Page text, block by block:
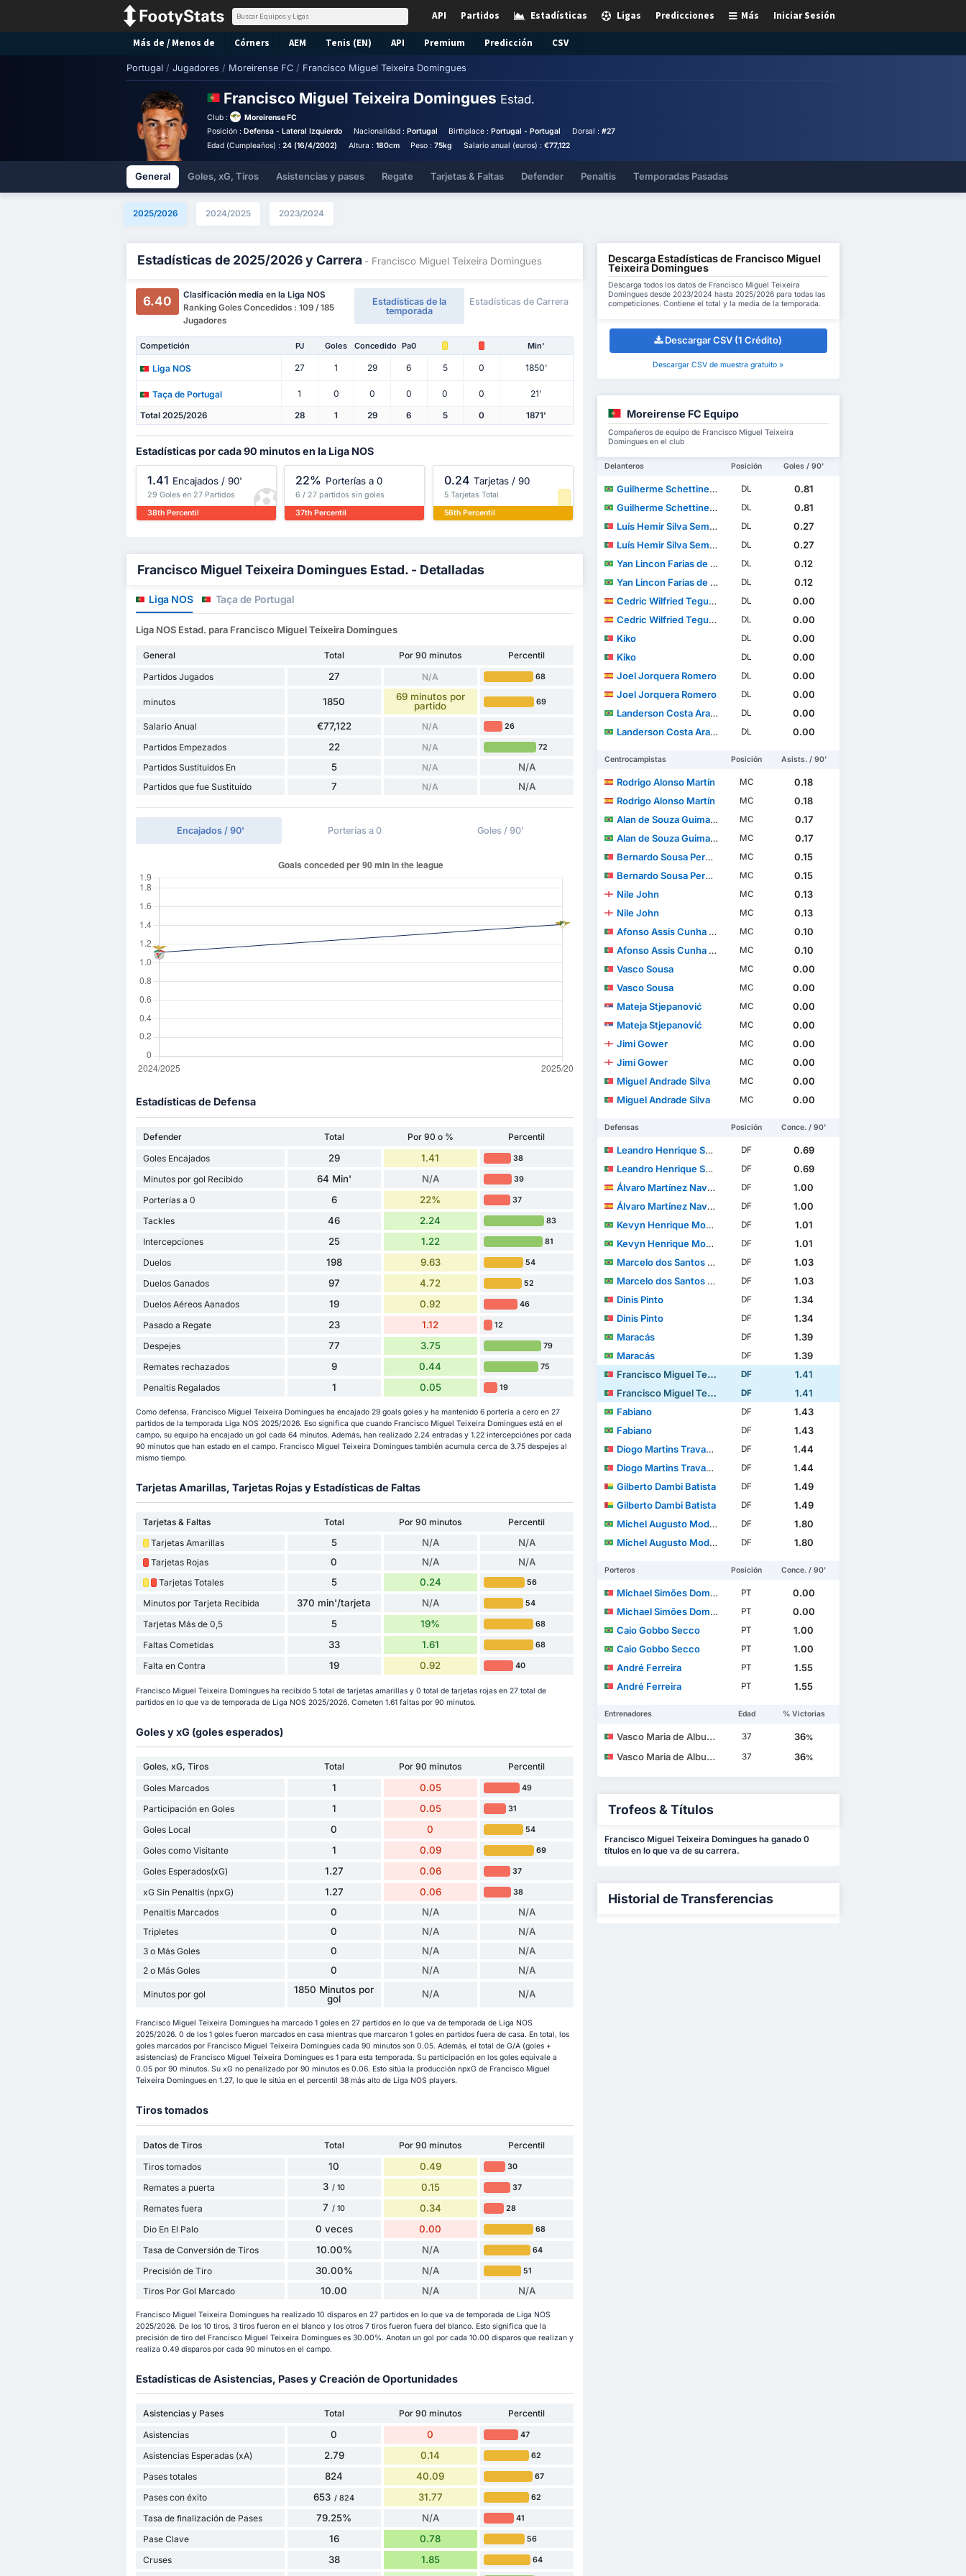
Iniciar Sesión
Más
Predicciones
Ligas
Estadísticas
Partidos
API
Más de / Menos de Córners AEM Tenis (EN) API Premium Predicción CSV
Portugal / Jugadores / Moreirense FC / Francisco Miguel Teixeira Domingues
Francisco Miguel Teixeira Domingues Estad.
Club :
Moreirense FC
Posición :Defensa - Lateral Izquierdo Nacionalidad : Portugal Birthplace :Portugal - Portugal Dorsal : #27
Edad (Cumpleaños) :24 (16/4/2002) Altura : 180cm Peso :75kg Salario anual (euros) : €77,122
General Goles, xG, Tiros Asistencias y pases Regate Tarjetas & Faltas Defender Penaltis Temporadas Pasadas
2025/2026 2024/2025 2023/2024
Estadísticas de 2025/2026 y Carrera - Francisco Miguel Teixeira Domingues
6.40
Clasificación media en la Liga NOS
Ranking Goles Concedidos : 109 / 185
Jugadores
Estadísticas de la
temporada
Estadísticas de Carrera
Competición PJ Goles Concedido Pa0 Min'
Liga NOS 27 1 29 6 5 0 1850'
Taça de Portugal 1 0 0 0 0 0 21'
Total 2025/2026 28 1 29 6 5 0 1871'
Estadísticas por cada 90 minutos en la Liga NOS
1.41 Encajados / 90'
29 Goles en 27 Partidos
38th Percentil
22% Porterías a 0
6 / 27 partidos sin goles
37th Percentil
0.24 Tarjetas / 90
5 Tarjetas Total
56th Percentil
Francisco Miguel Teixeira Domingues Estad. - Detalladas
Liga NOS Taça de Portugal
Liga NOS Estad. para Francisco Miguel Teixeira Domingues
General Total Por 90 minutos
Percentil
Partidos Jugados
27 N/A 68
minutos 1850
69 minutos por
partido
69
Salario Anual €77,122 N/A 26
Partidos Empezados 22 N/A 72
Partidos Sustituidos En 5 N/A N/A
Partidos que fue Sustituido 7 N/A N/A
Encajados / 90' Porterías a 0 Goles / 90'
Estadísticas de Defensa
Defender Total Por 90 o %
Percentil
Goles Encajados
29 1.41 38
Minutos por gol Recibido 64 Min' N/A 39
Porterías a 0 6 22% 37
Tackles 46 2.24 83
Intercepciones 25 1.22 81
Duelos 198 9.63 54
Duelos Ganados 97 4.72 52
Duelos Aéreos Aanados 19 0.92 46
Pasado a Regate 23 1.12 12
Despejes 77 3.75 79
Remates rechazados 9 0.44 75
Penaltis Regalados 1 0.05 19
Como defensa, Francisco Miguel Teixeira Domingues ha encajado 29 goals goles y ha mantenido 6 portería a cero en 27
partidos de la temporada Liga NOS 2025/2026. Eso significa que cuando Francisco Miguel Teixeira Domingues está en el
campo, su equipo ha encajado un gol cada 64 minutos. Además, han realizado 2.24 entradas y 1.22 intercepciónes por cada
90 minutos que han estado en el campo. Francisco Miguel Teixeira Domingues también acumula cerca de 3.75 despejes al
mismo tiempo.
Tarjetas Amarillas, Tarjetas Rojas y Estadísticas de Faltas
Tarjetas & Faltas Total Por 90 minutos
Percentil
Tarjetas Amarillas
5 N/A N/A
Tarjetas Rojas 0 N/A N/A
Tarjetas Totales 5 0.24 56
Minutos por Tarjeta Recibida 370 min'/tarjeta N/A 54
Tarjetas Más de 0,5 5 19% 68
Faltas Cometidas 33 1.61 68
Falta en Contra 19 0.92 40
Francisco Miguel Teixeira Domingues ha recibido 5 total de tarjetas amarillas y 0 total de tarjetas rojas en 27 total de
partidos en lo que va de temporada de Liga NOS 2025/2026. Cometen 1.61 faltas por 90 minutos.
Goles y xG (goles esperados)
Goles, xG, Tiros Total Por 90 minutos
Percentil
Goles Marcados
1 0.05 49
Participación en Goles 1 0.05 31
Goles Local 0 0 54
Goles como Visitante 1 0.09 69
Goles Esperados(xG) 1.27 0.06 37
xG Sin Penaltis (npxG) 1.27 0.06 38
Penaltis Marcados 0 N/A N/A
Tripletes 0 N/A N/A
3 o Más Goles 0 N/A N/A
2 o Más Goles 0 N/A N/A
Minutos por gol
1850 Minutos por
gol
N/A N/A
Francisco Miguel Teixeira Domingues ha marcado 1 goles en 27 partidos en lo que va de temporada de Liga NOS
2025/2026. 0 de los 1 goles fueron marcados en casa mientras que marcaron 1 goles en partidos fuera de casa. En total, los
goles marcados por Francisco Miguel Teixeira Domingues cada 90 minutos son 0.05. Además, el total de G/A (goles +
asistencias) de Francisco Miguel Teixeira Domingues es 1 para esta temporada. Su participación en los goles equivale a
0.05 por 90 minutos. Su xG no penalizado por 90 minutos es 0.06. Esto sitúa la producción npxG de Francisco Miguel
Teixeira Domingues en 1.27, lo que le sitúa en el percentil 38 más alto de Liga NOS players.
Tiros tomados
Datos de Tiros Total Por 90 minutos
Percentil
Tiros tomados
10 0.49 30
Remates a puerta 3 / 10 0.15 37
Remates fuera 7 / 10 0.34 28
Dio En El Palo 0 veces 0.00 68
Tasa de Conversión de Tiros 10.00% N/A 64
Precisión de Tiro 30.00% N/A 51
Tiros Por Gol Marcado 10.00 N/A N/A
Francisco Miguel Teixeira Domingues ha realizado 10 disparos en 27 partidos en lo que va de temporada de Liga NOS
2025/2026. De los 10 tiros, 3 tiros fueron en el blanco y los otros 7 tiros fueron fuera del blanco. Esto significa que la
precisión de tiro del Francisco Miguel Teixeira Domingues es 30.00%. Anotan un gol por cada 10.00 disparos que realizan y
realiza 0.49 disparos por cada 90 minutos en el campo.
Estadísticas de Asistencias, Pases y Creación de Oportunidades
Asistencias y Pases Total Por 90 minutos
Percentil
Asistencias
0 0 47
Asistencias Esperadas (xA) 2.79 0.14 62
Pases totales 824 40.09 67
Pases con éxito 653 / 824 31.77 62
Tasa de finalización de Pases 79.25% N/A 41
Pase Clave 16 0.78 56
Cruses 38 1.85 64
Descarga Estadísticas de Francisco Miguel
Teixeira Domingues
Descarga todos los datos de Francisco Miguel Teixeira
Domingues desde 2023/2024 hasta 2025/2026 para todas las
competiciones. Contiene el total y la media de la temporada.
Descargar CSV (1 Crédito)
Descargar CSV de muestra gratuito »
Moreirense FC Equipo
Compañeros de equipo de Francisco Miguel Teixeira
Domingues en el club
Delanteros Posición Goles / 90'
Guilherme Schettine Guimarães DL
0.81
Guilherme Schettine Guimarães
DL
0.81
Luís Hemir Silva Semedo
DL
0.27
Luís Hemir Silva Semedo
DL
0.27
Yan Lincon Farias de Sousa
DL
0.12
Yan Lincon Farias de Sousa
DL
0.12
Cedric Wilfried Teguia Noubi
DL
0.00
Cedric Wilfried Teguia Noubi
DL
0.00
Kiko
DL
0.00
Kiko
DL
0.00
Joel Jorquera Romero
DL
0.00
Joel Jorquera Romero
DL
0.00
Landerson Costa Araujo
DL
0.00
Landerson Costa Araujo
DL 0.00
Centrocampistas Posición Asists. / 90'
Rodrigo Alonso Martín MC
0.18
Rodrigo Alonso Martín
MC
0.18
Alan de Souza Guimarães
MC
0.17
Alan de Souza Guimarães
MC
0.17
Bernardo Sousa Pereira Brites Martins
MC
0.15
Bernardo Sousa Pereira Brites Martins
MC
0.15
Nile John
MC
0.13
Nile John
MC
0.13
Afonso Assis Cunha Almeida
MC
0.10
Afonso Assis Cunha Almeida
MC
0.10
Vasco Sousa
MC
0.00
Vasco Sousa
MC
0.00
Mateja Stjepanović
MC
0.00
Mateja Stjepanović
MC
0.00
Jimi Gower
MC
0.00
Jimi Gower
MC
0.00
Miguel Andrade Silva
MC
0.00
Miguel Andrade Silva
MC 0.00
Defensas Posición Conce. / 90'
Leandro Henrique Sousa Santos DF
0.69
Leandro Henrique Sousa Santos
DF
0.69
Álvaro Martínez Navarro
DF
1.00
Álvaro Martínez Navarro
DF
1.00
Kevyn Henrique Monteiro de Souza
DF
1.01
Kevyn Henrique Monteiro de Souza
DF
1.01
Marcelo dos Santos Ferreira
DF
1.03
Marcelo dos Santos Ferreira
DF
1.03
Dinis Pinto
DF
1.34
Dinis Pinto
DF
1.34
Maracás
DF
1.39
Maracás
DF
1.39
Francisco Miguel Teixeira Domingues
DF
1.41
Francisco Miguel Teixeira Domingues
DF
1.41
Fabiano
DF
1.43
Fabiano
DF
1.43
Diogo Martins Travassos
DF
1.44
Diogo Martins Travassos
DF
1.44
Gilberto Dambi Batista
DF
1.49
Gilberto Dambi Batista
DF
1.49
Michel Augusto Modesto Rafael dos Santos
DF
1.80
Michel Augusto Modesto Rafael dos Santos
DF 1.80
Porteros Posición Conce. / 90'
Michael Simões Domingues PT
0.00
Michael Simões Domingues
PT
0.00
Caio Gobbo Secco
PT
1.00
Caio Gobbo Secco
PT
1.00
André Ferreira
PT
1.55
André Ferreira
PT 1.55
Entrenadores Edad % Victorias
Vasco Maria de Albuquerque Botelho da Costa 37 36%
Vasco Maria de Albuquerque Botelho da Costa 37 36%
Trofeos & Títulos
Francisco Miguel Teixeira Domingues ha ganado 0
títulos en lo que va de su carrera.
Historial de Transferencias